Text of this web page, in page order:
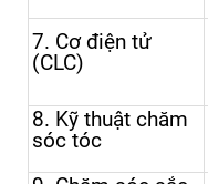
7. Cơ điện tử
(CLC)
8. Kỹ thuật chăm
sóc tóc